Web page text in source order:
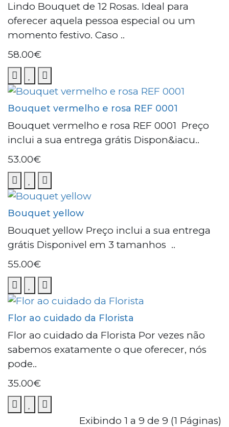
Lindo Bouquet de 12 Rosas. Ideal para
oferecer aquela pessoa especial ou um
momento festivo. Caso ..
58.00€
Bouquet vermelho e rosa REF 0001
Bouquet vermelho e rosa REF 0001 Preço
inclui a sua entrega grátis Dispon&iacu..
53.00€
Bouquet yellow
Bouquet yellow Preço inclui a sua entrega
grátis Disponivel em 3 tamanhos ..
55.00€
Flor ao cuidado da Florista
Flor ao cuidado da Florista Por vezes não
sabemos exatamente o que oferecer, nós
pode..
35.00€
Exibindo 1 a 9 de 9 (1 Páginas)